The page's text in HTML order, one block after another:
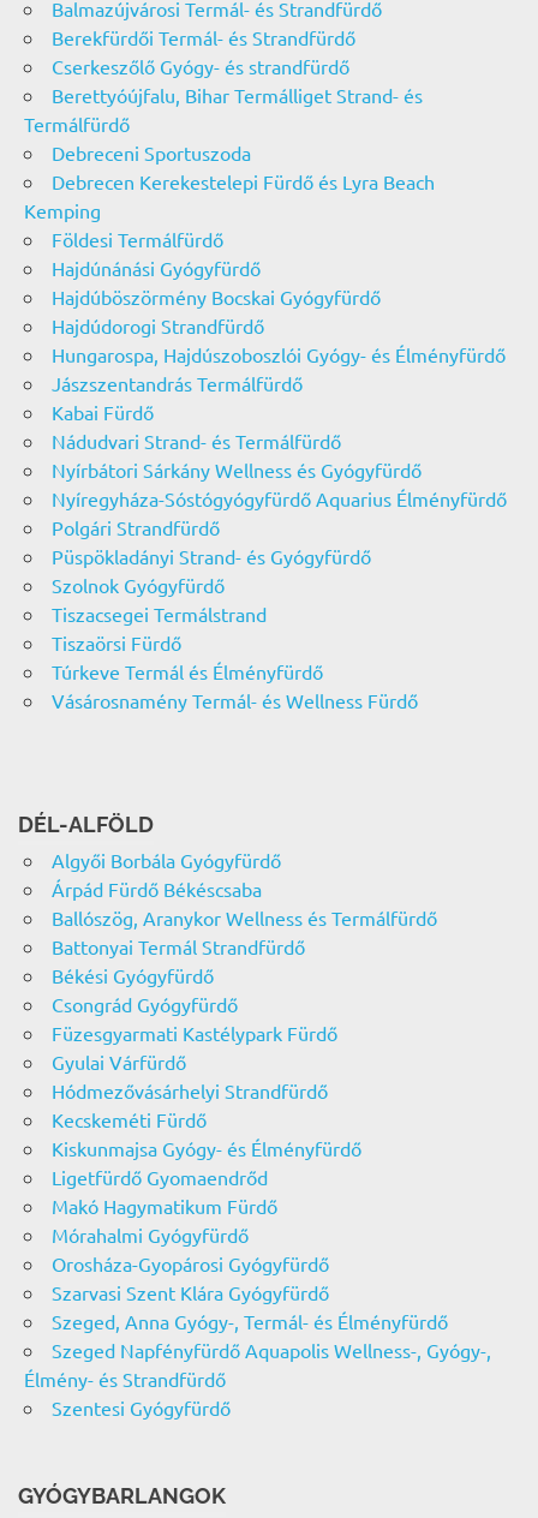
Balmazújvárosi Termál- és Strandfürdő
Berekfürdői Termál- és Strandfürdő
Cserkeszőlő Gyógy- és strandfürdő
Berettyóújfalu, Bihar Termálliget Strand- és
Termálfürdő
Debreceni Sportuszoda
Debrecen Kerekestelepi Fürdő és Lyra Beach
Kemping
Földesi Termálfürdő
Hajdúnánási Gyógyfürdő
Hajdúböszörmény Bocskai Gyógyfürdő
Hajdúdorogi Strandfürdő
Hungarospa, Hajdúszoboszlói Gyógy- és Élményfürdő
Jászszentandrás Termálfürdő
Kabai Fürdő
Nádudvari Strand- és Termálfürdő
Nyírbátori Sárkány Wellness és Gyógyfürdő
Nyíregyháza-Sóstógyógyfürdő Aquarius Élményfürdő
Polgári Strandfürdő
Püspökladányi Strand- és Gyógyfürdő
Szolnok Gyógyfürdő
Tiszacsegei Termálstrand
Tiszaörsi Fürdő
Túrkeve Termál és Élményfürdő
Vásárosnamény Termál- és Wellness Fürdő
DÉL-ALFÖLD
Algyői Borbála Gyógyfürdő
Árpád Fürdő Békéscsaba
Ballószög, Aranykor Wellness és Termálfürdő
Battonyai Termál Strandfürdő
Békési Gyógyfürdő
Csongrád Gyógyfürdő
Füzesgyarmati Kastélypark Fürdő
Gyulai Várfürdő
Hódmezővásárhelyi Strandfürdő
Kecskeméti Fürdő
Kiskunmajsa Gyógy- és Élményfürdő
Ligetfürdő Gyomaendrőd
Makó Hagymatikum Fürdő
Mórahalmi Gyógyfürdő
Orosháza-Gyopárosi Gyógyfürdő
Szarvasi Szent Klára Gyógyfürdő
Szeged, Anna Gyógy-, Termál- és Élményfürdő
Szeged Napfényfürdő Aquapolis Wellness-, Gyógy-,
Élmény- és Strandfürdő
Szentesi Gyógyfürdő
GYÓGYBARLANGOK